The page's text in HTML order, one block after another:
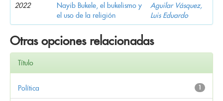
2022
Nayib Bukele, el bukelismo y
el uso de la religión
Aguilar Vásquez,
Luis Eduardo
Otras opciones relacionadas
Título
1
Política